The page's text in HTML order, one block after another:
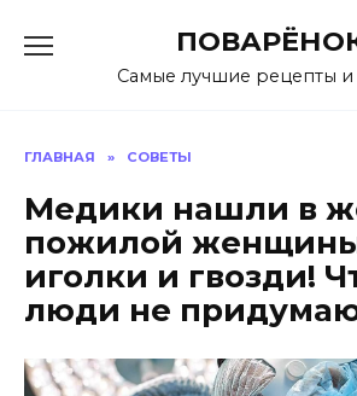
содержаниюСамые лучшие рецепты и
ГЛАВНАЯ » СОВЕТЫ
Медики нашли в
пожилой
иголки и гвозди!
люди не